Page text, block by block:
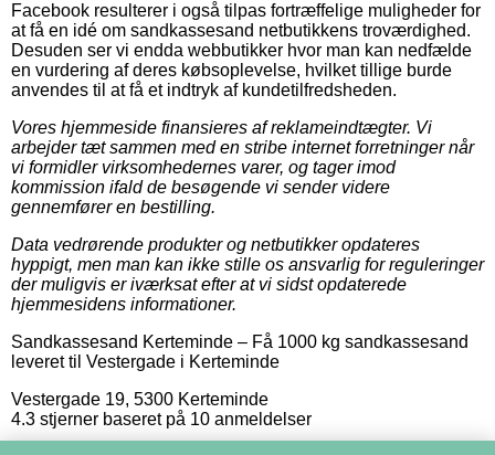
Facebook resulterer i også tilpas fortræffelige muligheder for
at få en idé om sandkassesand netbutikkens troværdighed.
Desuden ser vi endda webbutikker hvor man kan nedfælde
en vurdering af deres købsoplevelse, hvilket tillige burde
anvendes til at få et indtryk af kundetilfredsheden.
Vores hjemmeside finansieres af reklameindtægter. Vi
arbejder tæt sammen med en stribe internet forretninger når
vi formidler virksomhedernes varer, og tager imod
kommission ifald de besøgende vi sender videre
gennemfører en bestilling.
Data vedrørende produkter og netbutikker opdateres
hyppigt, men man kan ikke stille os ansvarlig for reguleringer
der muligvis er iværksat efter at vi sidst opdaterede
hjemmesidens informationer.
Sandkassesand Kerteminde – Få 1000 kg sandkassesand
leveret til Vestergade i Kerteminde
Vestergade 19, 5300 Kerteminde
4.3 stjerner baseret på 10 anmeldelser